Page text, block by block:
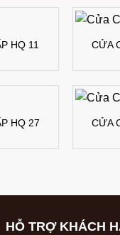
HQ 11 CỬA
HQ 27 CỬA
HỖ TRỢ KHÁCH